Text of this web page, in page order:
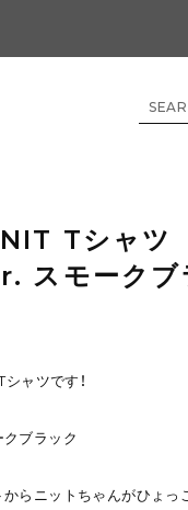
Tシャ
スモークブ
ャツです！
ブラック
らニットちゃんがひょっ